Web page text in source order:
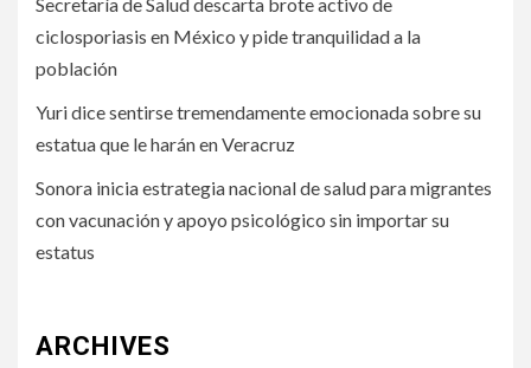
ciclosporiasis en México y pide tranquilidad a la
población
Yuri dice sentirse tremendamente emocionada sobre su
estatua que le harán en Veracruz
Sonora inicia estrategia nacional de salud para migrantes
con vacunación y apoyo psicológico sin importar su
estatus
ARCHIVES